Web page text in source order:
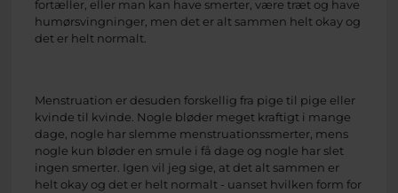
fortæller, eller man kan have smerter, være træt og have
humørsvingninger, men det er alt sammen helt okay og
det er helt normalt.
Menstruation er desuden forskellig fra pige til pige eller
kvinde til kvinde. Nogle bløder meget kraftigt i mange
dage, nogle har slemme menstruationssmerter, mens
nogle kun bløder en smule i få dage og nogle har slet
ingen smerter. Igen vil jeg sige, at det alt sammen er
helt okay og det er helt normalt - uanset hvilken form for